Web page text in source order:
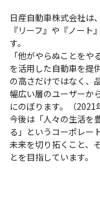
日産自動車株式会社は
『リーフ』や『ノー
す。
「他がやらぬことを
を活用した自動車を提
の高さだけではなく、
幅広い層のユーザーか
にのぼります。（2021
今後は「人々の生活を
る」というコーポレー
未来を切り拓くこと、
とを目指しています。